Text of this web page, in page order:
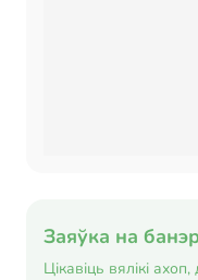
Заяўка на
Цікавіць вялікі